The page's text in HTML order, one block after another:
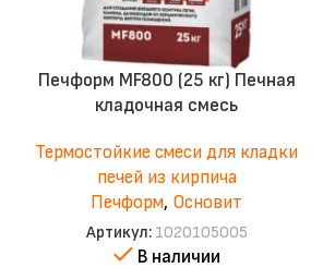
Печформ МF800 (25 кг) Печная
кладочная смесь
Термостойкие смеси для кладки
печей из кирпича
Печформ, Основит
Артикул: 1020105005
В наличии